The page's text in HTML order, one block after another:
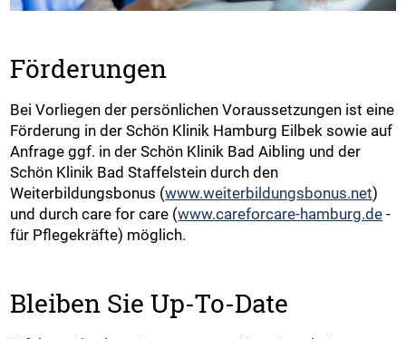
Förderungen
Bei Vorliegen der persönlichen Voraussetzungen ist eine
Förderung in der Schön Klinik Hamburg Eilbek sowie auf
Anfrage ggf. in der Schön Klinik Bad Aibling und der
Schön Klinik Bad Staffelstein durch den
Weiterbildungsbonus (www.weiterbildungsbonus.net)
und durch care for care (www.careforcare-hamburg.de -
für Pflegekräfte) möglich.
Bleiben Sie Up-To-Date